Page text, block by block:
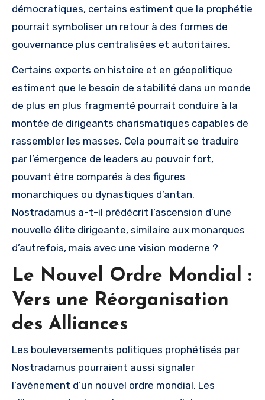
démocratiques, certains estiment que la prophétie
pourrait symboliser un retour à des formes de
gouvernance plus centralisées et autoritaires.
Certains experts en histoire et en géopolitique
estiment que le besoin de stabilité dans un monde
de plus en plus fragmenté pourrait conduire à la
montée de dirigeants charismatiques capables de
rassembler les masses. Cela pourrait se traduire
par l’émergence de leaders au pouvoir fort,
pouvant être comparés à des figures
monarchiques ou dynastiques d’antan.
Nostradamus a-t-il prédécrit l’ascension d’une
nouvelle élite dirigeante, similaire aux monarques
d’autrefois, mais avec une vision moderne ?
Le Nouvel Ordre Mondial :
Vers une Réorganisation
des Alliances
Les bouleversements politiques prophétisés par
Nostradamus pourraient aussi signaler
l’avènement d’un nouvel ordre mondial. Les